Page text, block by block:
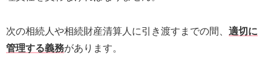
次の相続人や相続財産清算人に引き渡すまでの間、 適切に
管理する義務があります。